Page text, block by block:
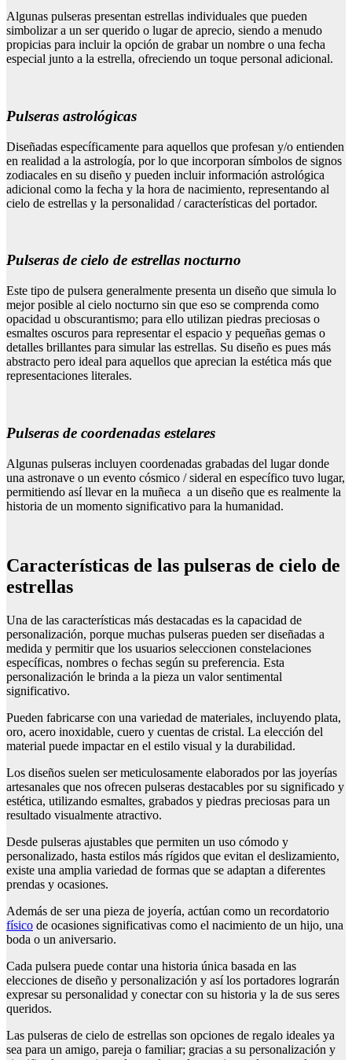
Algunas pulseras presentan estrellas individuales que pueden
simbolizar a un ser querido o lugar de aprecio, siendo a menudo
propicias para incluir la opción de grabar un nombre o una fecha
especial junto a la estrella, ofreciendo un toque personal adicional.
Pulseras astrológicas
Diseñadas específicamente para aquellos que profesan y/o entienden
en realidad a la astrología, por lo que incorporan símbolos de signos
zodiacales en su diseño y pueden incluir información astrológica
adicional como la fecha y la hora de nacimiento, representando al
cielo de estrellas y la personalidad / características del portador.
Pulseras de cielo de estrellas nocturno
Este tipo de pulsera generalmente presenta un diseño que simula lo
mejor posible al cielo nocturno sin que eso se comprenda como
opacidad u obscurantismo; para ello utilizan piedras preciosas o
esmaltes oscuros para representar el espacio y pequeñas gemas o
detalles brillantes para simular las estrellas. Su diseño es pues más
abstracto pero ideal para aquellos que aprecian la estética más que
representaciones literales.
Pulseras de coordenadas estelares
Algunas pulseras incluyen coordenadas grabadas del lugar donde
una astronave o un evento cósmico / sideral en específico tuvo lugar,
permitiendo así llevar en la muñeca a un diseño que es realmente la
historia de un momento significativo para la humanidad.
Características de las pulseras de cielo de
estrellas
Una de las características más destacadas es la capacidad de
personalización, porque muchas pulseras pueden ser diseñadas a
medida y permitir que los usuarios seleccionen constelaciones
específicas, nombres o fechas según su preferencia. Esta
personalización le brinda a la pieza un valor sentimental
significativo.
Pueden fabricarse con una variedad de materiales, incluyendo plata,
oro, acero inoxidable, cuero y cuentas de cristal. La elección del
material puede impactar en el estilo visual y la durabilidad.
Los diseños suelen ser meticulosamente elaborados por las joyerías
artesanales que nos ofrecen pulseras destacables por su significado y
estética, utilizando esmaltes, grabados y piedras preciosas para un
resultado visualmente atractivo.
Desde pulseras ajustables que permiten un uso cómodo y
personalizado, hasta estilos más rígidos que evitan el deslizamiento,
existe una amplia variedad de formas que se adaptan a diferentes
prendas y ocasiones.
Además de ser una pieza de joyería, actúan como un recordatorio
físico de ocasiones significativas como el nacimiento de un hijo, una
boda o un aniversario.
Cada pulsera puede contar una historia única basada en las
elecciones de diseño y personalización y así los portadores lograrán
expresar su personalidad y conectar con su historia y la de sus seres
queridos.
Las pulseras de cielo de estrellas son opciones de regalo ideales ya
sea para un amigo, pareja o familiar; gracias a su personalización y